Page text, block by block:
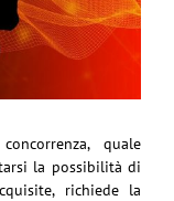
quale
la possibilità di
richiede la